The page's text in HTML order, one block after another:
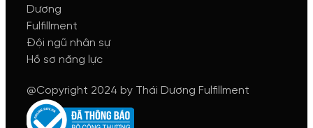
Dương
Fulfillment
Đội ngũ nhân sự
Hồ sơ năng lực
@Copyright 2024 by Thái Dương Fulfillment